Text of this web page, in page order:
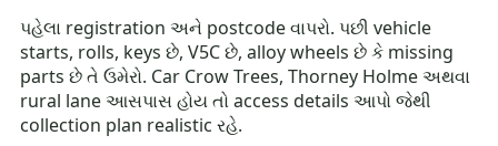
પહેલા registration અને postcode વાપરો. પછી vehicle
starts, rolls, keys છે, V5C છે, alloy wheels છે કે missing
parts છે તે ઉમેરો. Car Crow Trees, Thorney Holme અથવા
rural lane આસપાસ હોય તો access details આપો જેથી
collection plan realistic રહે.